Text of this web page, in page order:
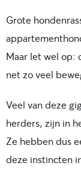
Grote
Maar let wel op:
net zo veel
Veel van deze
herders, zijn in
Ze hebben dus
deze instincten